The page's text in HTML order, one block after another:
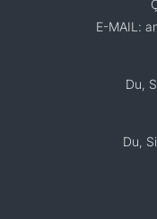
E-MAIL:
Du,
Du,